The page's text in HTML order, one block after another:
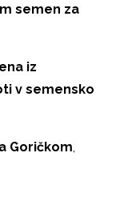
semen za
iz
v semensko
Goričkom,